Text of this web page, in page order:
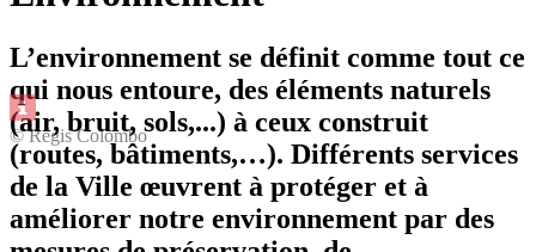
© Régis Colombo
L’environnement se définit comme tout ce
qui nous entoure, des éléments naturels
(air, bruit, sols,...) à ceux construit
(routes, bâtiments,…). Différents services
de la Ville œuvrent à protéger et à
améliorer notre environnement par des